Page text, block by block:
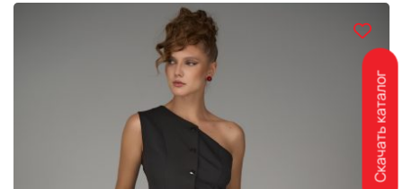
Скачать каталог